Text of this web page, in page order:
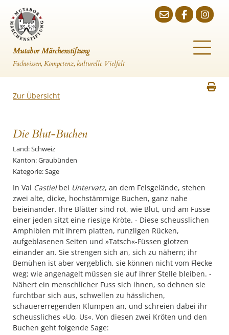
Mutabor Märchenstiftung
Fachwissen, Kompetenz, kulturelle Vielfalt
Zur Übersicht
Die Blut-Buchen
Land: Schweiz
Kanton: Graubünden
Kategorie: Sage
In Val Castielbei Untervatz, an dem Felsgelände, stehen
zwei alte, dicke, hochstämmige Buchen, ganz nahe
beieinander. Ihre Blätter sind rot, wie Blut, und am Fusse
einer jeden sitzt eine riesige Kröte. - Diese scheusslichen
Amphibien mit ihrem platten, runzligen Rücken,
aufgeblasenen Seiten und »Tatsch«-Füssen glotzen
einander an. Sie strengen sich an, sich zu nähern; ihr
Bemühen ist aber vergeblich, sie können nicht vom Flecke
weg; wie angenagelt müssen sie auf ihrer Stelle bleiben. -
Nähert ein menschlicher Fuss sich ihnen, so dehnen sie
furchtbar sich aus, schwellen zu hässlichen,
schauererregenden Klumpen an, und schreien dabei ihr
scheussliches »Uo, Us«. Von diesen zwei Kröten und den
Buchen geht folgende Sage: